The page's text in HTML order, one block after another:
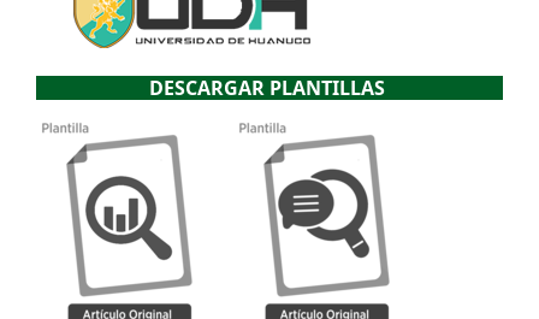
DESCARGAR PLANTILLAS